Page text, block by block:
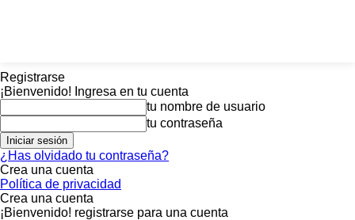
Registrarse
¡Bienvenido! Ingresa en tu cuenta
tu nombre de usuario
tu contraseña
¿Has olvidado tu contraseña?
Crea una cuenta
Política de privacidad
Crea una cuenta
¡Bienvenido! registrarse para una cuenta